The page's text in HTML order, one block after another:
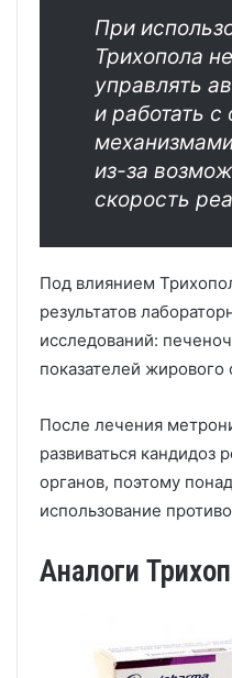
При
Трихопола
управлять
и работать
из-за
скорость
Под влиянием
результатов
исследований:
показателей
После лечения
развиваться кандидоз
органов, поэтому
использование
Аналоги